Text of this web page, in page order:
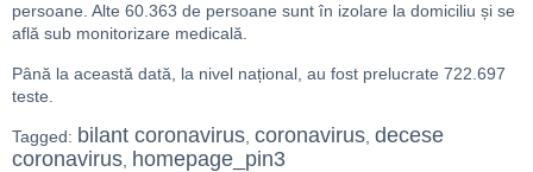
persoane. Alte 60.363 de persoane sunt în izolare la domiciliu și se
află sub monitorizare medicală.
Până la această dată, la nivel național, au fost prelucrate 722.697
teste.
Tagged: bilant coronavirus coronavirus decese
coronavirus homepage_pin3